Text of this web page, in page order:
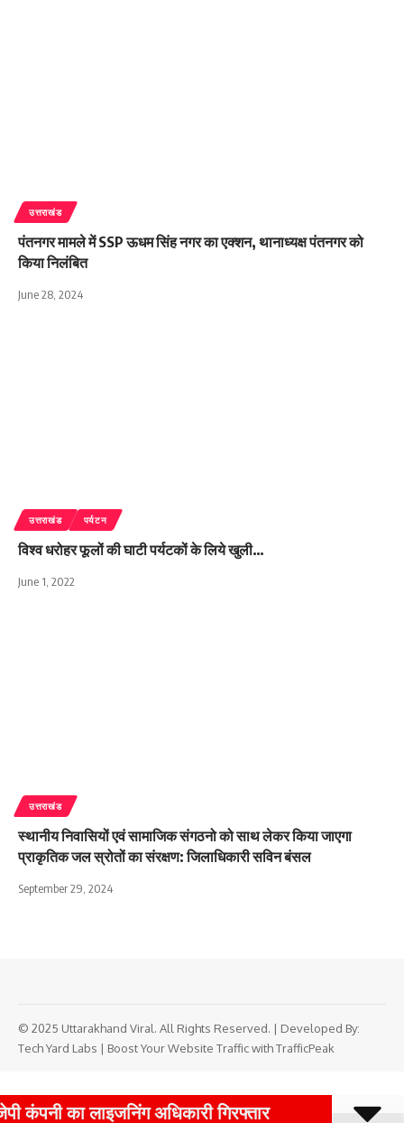
उत्तराखंड
पंतनगर मामले में SSP ऊधम सिंह नगर का एक्शन, थानाध्यक्ष पंतनगर को
किया निलंबित
June 28, 2024
उत्तराखंड पर्यटन
विश्व धरोहर फूलों की घाटी पर्यटकों के लिये खुली…
June 1, 2022
उत्तराखंड
स्थानीय निवासियों एवं सामाजिक संगठनो को साथ लेकर किया जाएगा
प्राकृतिक जल स्रोतों का संरक्षण: जिलाधिकारी सविन बंसल
September 29, 2024
© 2025 Uttarakhand Viral. All Rights Reserved. | Developed By:
Tech Yard Labs | Boost Your Website Traffic with TrafficPeak
अधिकारी गिरफ्तार भविष्य के लिए